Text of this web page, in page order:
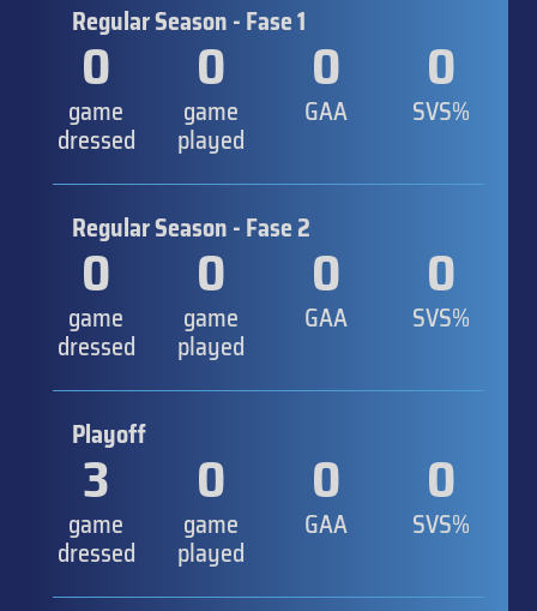
Regular Season - Fase 1
0
game
dressed
0
game
played
0
GAA
0
SVS%
Regular Season - Fase 2
0
game
dressed
0
game
played
0
GAA
0
SVS%
Playoff
3
game
dressed
0
game
played
0
GAA
0
SVS%